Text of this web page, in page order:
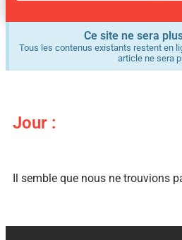
Ce site ne sera
Tous les contenus existants restent en
article ne sera
Jour :
Il semble que nous ne trouvions